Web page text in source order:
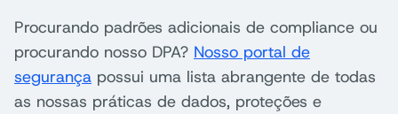
Procurando padrões adicionais de compliance ou
procurando nosso DPA? Nosso portal de
segurança possui uma lista abrangente de todas
as nossas práticas de dados, proteções e